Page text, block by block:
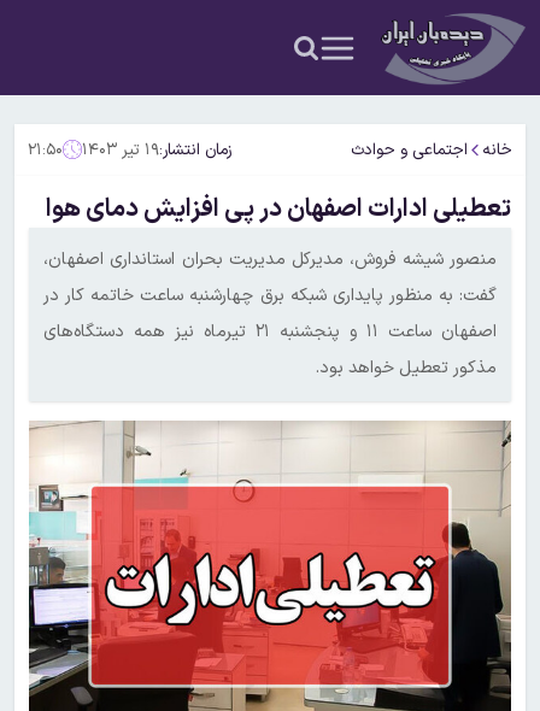
خانه اجتماعی و حوادث زمان انتشار:۱۹ تیر ۱۴۰۳ ۲۱:۵۰
تعطیلی ادارات اصفهان در پی افزایش دمای هوا
منصور شیشه فروش، مدیرکل مدیریت بحران استانداری اصفهان،
گفت: به منظور پایداری شبکه برق چهارشنبه ساعت خاتمه کار در
اصفهان ساعت ۱۱ و پنجشنبه ۲۱ تیرماه نیز همه دستگاه‌های
مذکور تعطیل خواهد بود.